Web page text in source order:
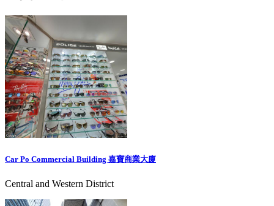
Car Po Commercial Building 嘉寶商業大廈
Central and Western District